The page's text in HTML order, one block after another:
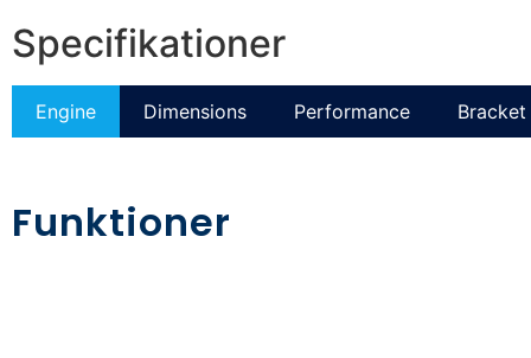
Specifikationer
Engine Dimensions Performance
Funktioner